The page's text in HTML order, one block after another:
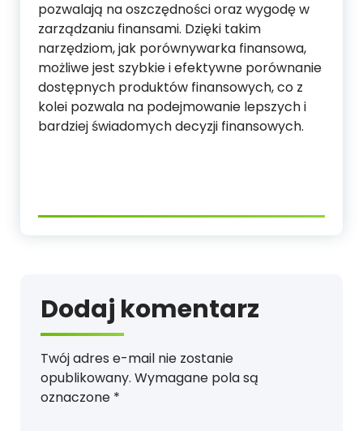
pozwalają na oszczędności oraz wygodę w
zarządzaniu finansami. Dzięki takim
narzędziom, jak porównywarka finansowa,
możliwe jest szybkie i efektywne porównanie
dostępnych produktów finansowych, co z
kolei pozwala na podejmowanie lepszych i
bardziej świadomych decyzji finansowych.
Dodaj komentarz
Twój adres e-mail nie zostanie
opublikowany. Wymagane pola są
oznaczone *